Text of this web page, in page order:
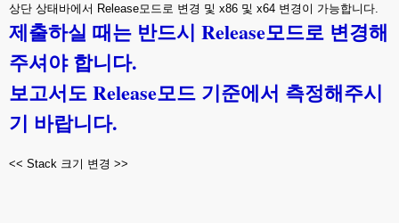
상단 상태바에서 Release모드로 변경 및 x86 및 x64 변경이 가능합니다.
제출하실 때는 반드시 Release모드로 변경해
주셔야 합니다.
보고서도 Release모드 기준에서 측정해주시
기 바랍니다.
<< Stack 크기 변경 >>